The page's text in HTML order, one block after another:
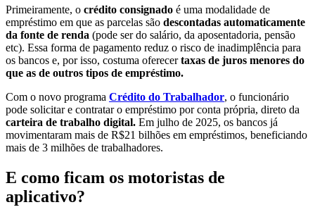
Primeiramente, o crédito consignado é uma modalidade de
empréstimo em que as parcelas são descontadas automaticamente
da fonte de renda (pode ser do salário, da aposentadoria, pensão
etc). Essa forma de pagamento reduz o risco de inadimplência para
os bancos e, por isso, costuma oferecertaxas de juros menores do
que as de outros tipos de empréstimo.
Com o novo programa Crédito do Trabalhador, o funcionário
pode solicitar e contratar o empréstimo por conta própria, direto da
carteira de trabalho digital. Em julho de 2025, os bancos já
movimentaram mais de R$21 bilhões em empréstimos, beneficiando
mais de 3 milhões de trabalhadores.
E como ficam os motoristas de
aplicativo?